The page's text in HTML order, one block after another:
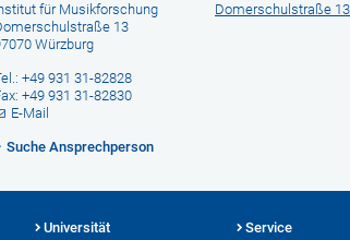
für Musikforschung
13
Würzburg
+49 931 31-82828
+49 931 31-82830
E-Mail
Suche Ansprechperson
Domerschulstraße 13
Universität Service